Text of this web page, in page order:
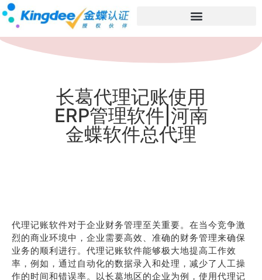
长葛代理记账使用
ERP管理软件|河南
金蝶软件总代理
代理记账软件对于企业财务管理至关重要。在当今竞争激
烈的商业环境中，企业需要高效、准确的财务管理来确保
业务的顺利进行。代理记账软件能够极大地提高工作效
率，例如，通过自动化的数据录入和处理，减少了人工操
作的时间和错误率。以长葛地区的企业为例，使用代理记